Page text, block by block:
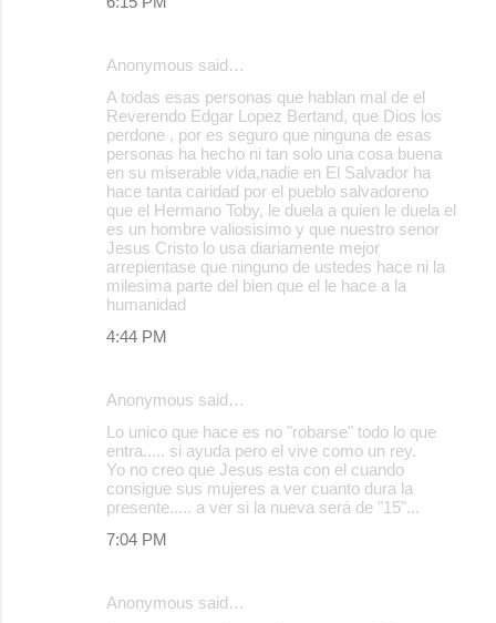
Anonymous said…
A todas esas personas que hablan mal de el
Reverendo Edgar Lopez Bertand, que Dios los
perdone , por es seguro que ninguna de esas
personas ha hecho ni tan solo una cosa buena
en su miserable vida,nadie en El Salvador ha
hace tanta caridad por el pueblo salvadoreno
que el Hermano Toby, le duela a quien le duela el
es un hombre valiosisimo y que nuestro senor
Jesus Cristo lo usa diariamente mejor
arrepientase que ninguno de ustedes hace ni la
milesima parte del bien que el le hace a la
humanidad
4:44 PM
Anonymous said…
Lo unico que hace es no "robarse" todo lo que
entra..... si ayuda pero el vive como un rey.
Yo no creo que Jesus esta con el cuando
consigue sus mujeres a ver cuanto dura la
presente..... a ver si la nueva será de "15"...
7:04 PM
Anonymous said…